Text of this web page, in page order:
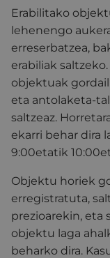
Erabilitako
lehenengo
erreserbatzea,
erabiliak
objektuak
eta antolaketa-
saltzeaz.
ekarri behar dira
9:00etatik
Objektu horiek
erregistratuta,
prezioarekin, eta
objektu laga
beharko dira.